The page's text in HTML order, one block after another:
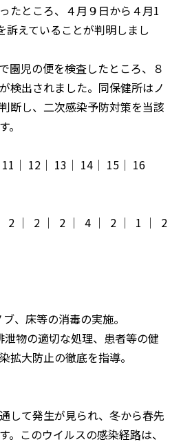
たところ、４月９日から４月1
えていることが判明しまし
園児の便を検査したところ、８
検出されました。同保健所はノ
断し、二次感染予防対策を当該
12│ 13│ 14│ 15│ 16
2 │ 2 │ 2 │ 4 │ 2 │ 1 │ 2
、床等の消毒の実施。
物の適切な処理、患者等の健
拡大防止の徹底を指導。
して発生が見られ、冬から春先
。このウイルスの感染経路は、